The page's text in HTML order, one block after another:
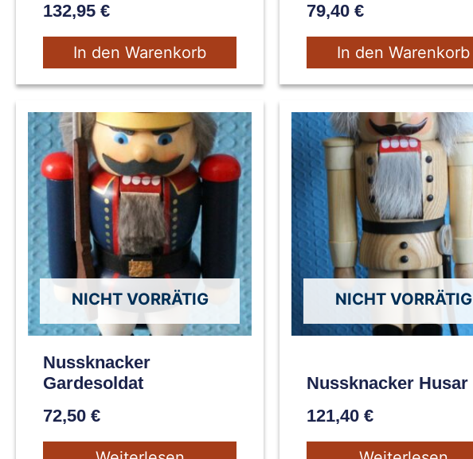
132,95 €
In den Warenkorb
79,40 €
In den Warenkorb
NICHT VORRÄTIG
Nussknacker
Gardesoldat
72,50 €
NICHT VORRÄTIG
Nussknacker Husar
121,40 €